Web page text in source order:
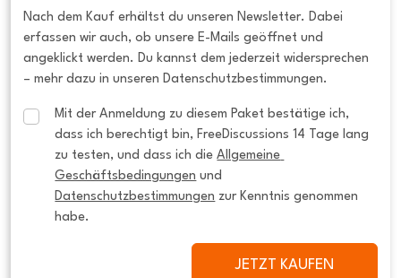
Nach dem Kauf erhältst du unseren Newsletter. Dabei
erfassen wir auch, ob unsere E-Mails geöffnet und
angeklickt werden. Du kannst dem jederzeit widersprechen
– mehr dazu in unseren Datenschutzbestimmungen.
Mit der Anmeldung zu diesem Paket bestätige ich,
dass ich berechtigt bin, FreeDiscussions 14 Tage lang
zu testen, und dass ich die Allgemeine
Geschäftsbedingungen
Datenschutzbestimmungen zur Kenntnis genommen
habe.
JETZT KAUFEN